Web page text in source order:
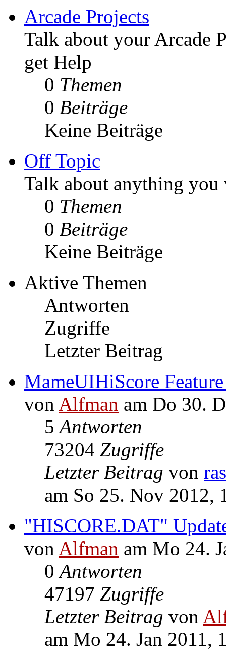
Arcade Projects
Talk about your Arcade
get Help
0 Themen
0 Beiträge
Keine Beiträge
Off Topic
Talk about anything you
0 Themen
0 Beiträge
Keine Beiträge
Aktive Themen
Antworten
Zugriffe
Letzter Beitrag
MameUIHiScore
von Alfman am Do 30.
5Antworten
73204 Zugriffe
Letzter Beitrag von
am So 25. Nov 2012,
"HISCORE.DAT"
von Alfman am Mo 24.
0Antworten
47197 Zugriffe
Letzter Beitrag von
am Mo 24. Jan 2011,